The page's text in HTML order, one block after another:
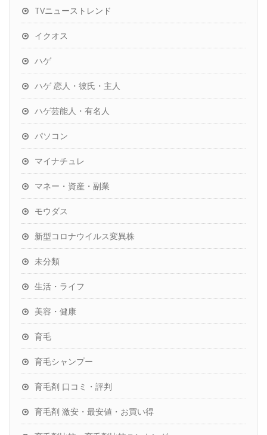
TVニューストレンド
イクオス
ハゲ
ハゲ 恋人・彼氏・主人
ハゲ芸能人・有名人
パソコン
マイナチュレ
マネー・資産・副業
モウダス
新型コロナウイルス変異株
未分類
生活・ライフ
美容・健康
育毛
育毛シャンプー
育毛剤 口コミ・評判
育毛剤 激安・最安値・お買い得